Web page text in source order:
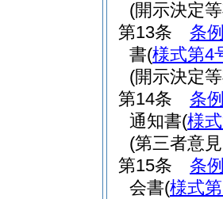
(開示決定
第13条
条
書(様式第4
(開示決定
第14条
条
通知書(様
(第三者意
第15条
条
会書(様式